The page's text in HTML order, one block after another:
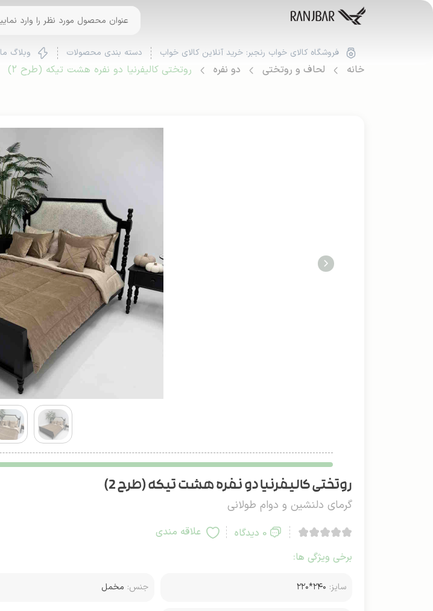
فروشگاه کالای خواب رنجبر: خرید آنلاین کالای خواب دسته بندی محصولات وبلاگ ما
خانه لحاف و روتختی دو نفره روتختی کالیفرنیا دو نفره هشت تیکه (طرح 2)
روتختی کالیفرنیا دو نفره هشت تیکه (طرح 2)
گرمای دلنشین و دوام طولانی
0 دیدگاه
علاقه مندی
برخی ویژگی ها:
سایز: ۲۴۰*۲۲۰ جنس: مخمل